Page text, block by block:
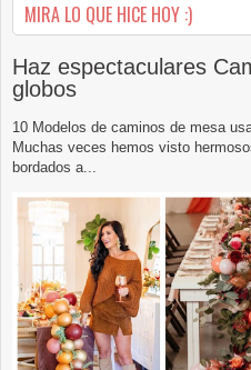
MIRA LO QUE HICE HOY :)
Haz espectaculares
globos
10 Modelos de caminos de mesa
Muchas veces hemos visto
bordados a...